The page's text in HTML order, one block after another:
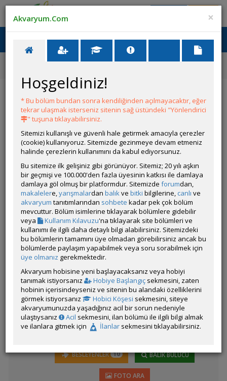
Ana Menü
Ana Sayfa
Tatlı Su Canlıları
Omurgasızlar
Pomacea canaliculata
Grubun Diğer Türleri
Liste
Anentome helena (Katil
Asolene pulchella
BESLEYENLER 10 BALIK BULUCU
FOTO ARA
Latince
Adı:
×
Akvaryum.Com
Hoşgeldiniz!
* Bu bölüm bundan sonra kendiliğinden açılmayacaktır, eğer
tekrar ulaşmak isterseniz sitenin sağ üstündeki "Yönlendirici
" tuşuna tıklayabilirsiniz.
Sitemizi kullanışlı ve güvenli hale getirmek amacıyla çerezler
(cookie) kullanıyoruz. Sitemizde gezinmeye devam etmeniz
halinde çerezlerin kullanımını da kabul ediyorsunuz.
Bu sitemize ilk gelişiniz gibi görünüyor. Sitemiz; 20 yılı aşkın
bir geçmişi ve 100.000'den fazla üyesinin katkısı ile damlaya
damlaya göl olmuş bir platformdur. Sitemizde forumdan,
makalelere,yarışmalardan balıkve bitki bilgilerine, canlı ve
akvaryum tanıtımlarından sohbete kadar pek çok bölüm
mevcuttur. Bölüm isimlerine tıklayarak bölümlere gidebilir
veya
Kullanım Kılavuzu'na tıklayarak site bölümleri ve
kullanımı ile ilgili daha detaylı bilgi alabilirsiniz. Sitemizdeki
bu bölümlerin tamamını üye olmadan görebilirsiniz ancak bu
bölümlerde paylaşım yapabilmek veya soru sorabilmek için
üye olmanız gerekmektedir.
Akvaryum hobisine yeni başlayacaksanız veya hobiyi
tanımak istiyorsanız
Hobiye Başlangıç sekmesini, zaten
hobinin içerisindeyseniz ve sitenin bu alandaki özelliklerini
görmek istiyorsanız
Hobici Köşesi sekmesini, siteye
akvaryumunuzda yaşadığınız acil bir sorun nedeniyle
ulaştıysanız
Acil sekmesini, ilan bölümü ile ilgili bilgi almak
ve ilanlara gitmek için
İlanlar sekmesini tıklayabilirsiniz.